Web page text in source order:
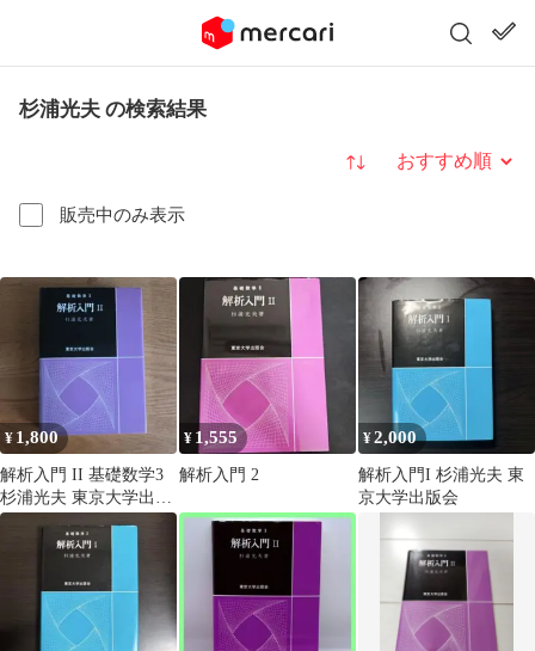
杉浦光夫 の検索結果
販売中のみ表示
並び替え
¥ 1,800
解析入門 II 基礎数学3
杉浦光夫 東京大学出版
会
¥ 1,555
解析入門 2
¥2,000
解析入門I 杉浦光夫 東
京大学出版会